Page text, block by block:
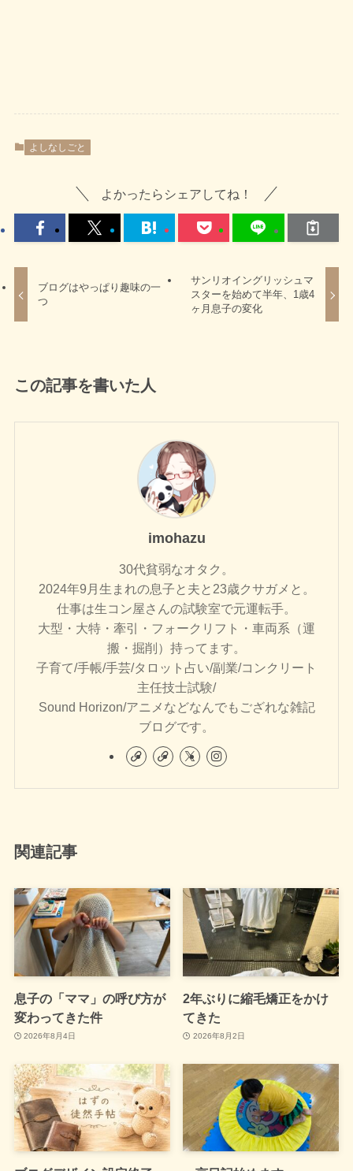
よしなしごと
よかったらシェアしてね！
ブログはやっぱり趣味の一
つ
サンリオイングリッシュマ
スターを始めて半年、1歳4
ヶ月息子の変化
この記事を書いた人
imohazu
30代貧弱なオタク。
2024年9月生まれの息子と夫と23歳クサガメと。
仕事は生コン屋さんの試験室で元運転手。
大型・大特・牽引・フォークリフト・車両系（運
搬・掘削）持ってます。
子育て/手帳/手芸/タロット占い/副業/コンクリート
主任技士試験/
Sound Horizon/アニメなどなんでもござれな雑記
ブログです。
関連記事
息子の「ママ」の呼び方が
変わってきた件
2026年8月4日
2年ぶりに縮毛矯正をかけ
てきた
2026年8月2日